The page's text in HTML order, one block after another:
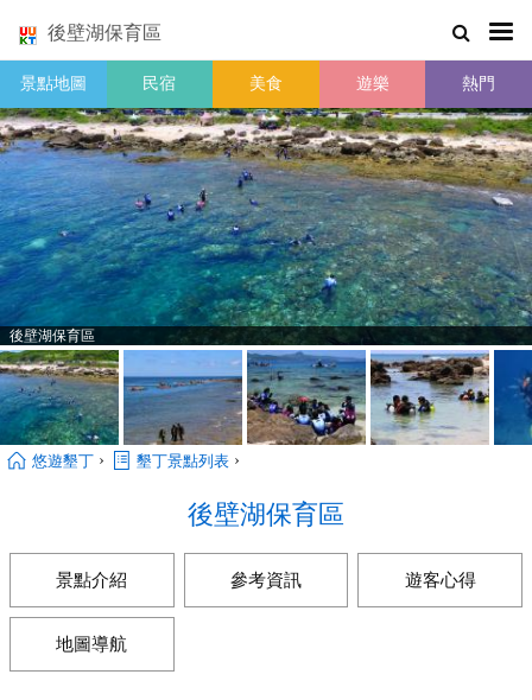
後壁湖保育區
景點地圖 民宿 美食 遊樂 熱門
後壁湖保育區
悠遊墾丁 › 墾丁景點列表 ›
後壁湖保育區
景點介紹 參考資訊 遊客心得
地圖導航